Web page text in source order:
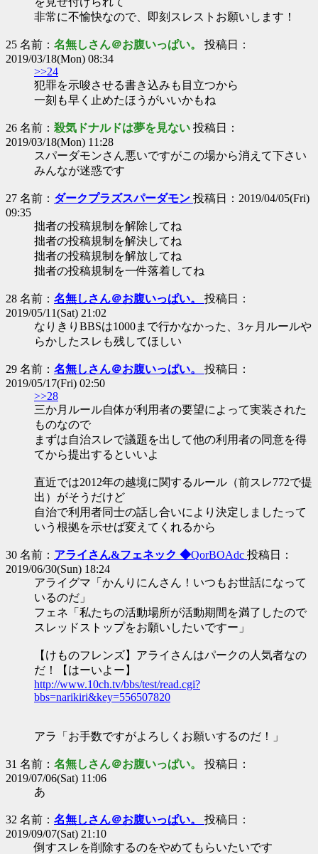
非常に不愉快なので、即刻スレストお願いします！
25 名前： 名無しさん＠お腹いっぱい。 投稿日：
2019/03/18(Mon) 08:34
>>24
犯罪を示唆させる書き込みも目立つから
一刻も早く止めたほうがいいかもね
26 名前： 殺気ドナルドは夢を見ない 投稿日：
2019/03/18(Mon) 11:28
スパーダモンさん悪いですがこの場から消えて下さい
みんなが迷惑です
27 名前： ダークプラズスパーダモン 投稿日：2019/04/05(Fri)
09:35
拙者の投稿規制を解除してね
拙者の投稿規制を解決してね
拙者の投稿規制を解放してね
拙者の投稿規制を一件落着してね
28 名前： 名無しさん＠お腹いっぱい。 投稿日：
2019/05/11(Sat) 21:02
なりきりBBSは1000まで行かなかった、3ヶ月ルールや
らかしたスレも残してほしい
29 名前： 名無しさん＠お腹いっぱい。 投稿日：
2019/05/17(Fri) 02:50
>>28
三か月ルール自体が利用者の要望によって実装された
ものなので
まずは自治スレで議題を出して他の利用者の同意を得
てから提出するといいよ
直近では2012年の越境に関するルール（前スレ772で提
出）がそうだけど
自治で利用者同士の話し合いにより決定しましたって
いう根拠を示せば変えてくれるから
30 名前： アライさん&フェネック ◆QorBOAdc 投稿日：
2019/06/30(Sun) 18:24
アライグマ「かんりにんさん！いつもお世話になって
いるのだ」
フェネ「私たちの活動場所が活動期間を満了したので
スレッドストップをお願いしたいですー」
【けものフレンズ】アライさんはパークの人気者なの
だ！【はーいよー】
http://www.10ch.tv/bbs/test/read.cgi?
bbs=narikiri&key=556507820
アラ「お手数ですがよろしくお願いするのだ！」
31 名前： 名無しさん＠お腹いっぱい。 投稿日：
2019/07/06(Sat) 11:06
あ
32 名前： 名無しさん＠お腹いっぱい。 投稿日：
2019/09/07(Sat) 21:10
倒すスレを削除するのをやめてもらいたいです